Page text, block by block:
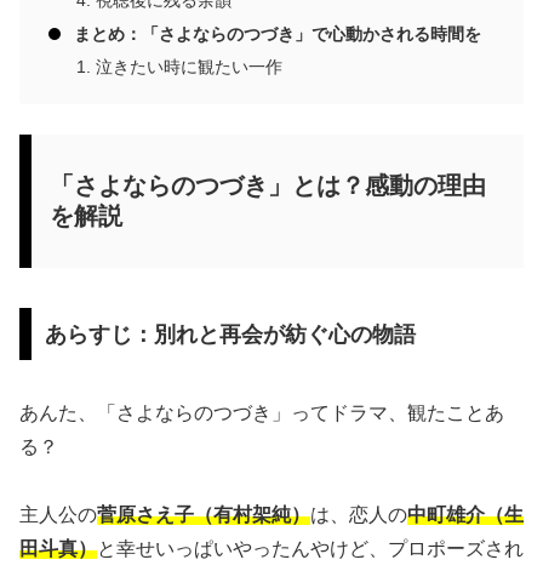
まとめ：「さよならのつづき」で心動かされる時間を
泣きたい時に観たい一作
「さよならのつづき」とは？感動の理由
を解説
あらすじ：別れと再会が紡ぐ心の物語
あんた、「さよならのつづき」ってドラマ、観たことあ
る？
主人公の菅原さえ子（有村架純）は、恋人の中町雄介（生
田斗真）と幸せいっぱいやったんやけど、プロポーズされ